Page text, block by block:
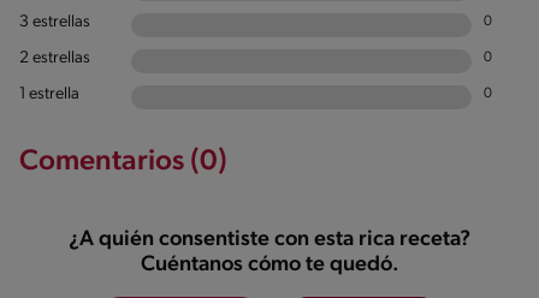
3 estrellas 0
2 estrellas 0
1 estrella 0
Comentarios (0)
¿A quién consentiste con esta rica receta?
Cuéntanos cómo te quedó.